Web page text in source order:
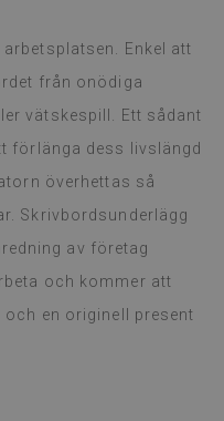
Enkel att
från onödiga
vätskespill. Ett sådant
förlänga dess livslängd
överhettas så
Skrivbordsunderlägg
av företag
och kommer att
en originell present